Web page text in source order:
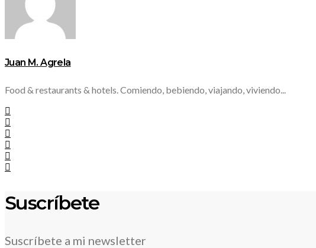
Juan M. Agrela
Food & restaurants & hotels. Comiendo, bebiendo, viajando, viviendo...
Suscríbete
Suscríbete a mi newsletter